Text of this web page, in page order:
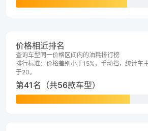
价格相近排名
查询车型同一价格区间内的油耗排行榜
排行标准：价格差别小于15%，手动挡，统计车
于20。
第41名（共56款车型）